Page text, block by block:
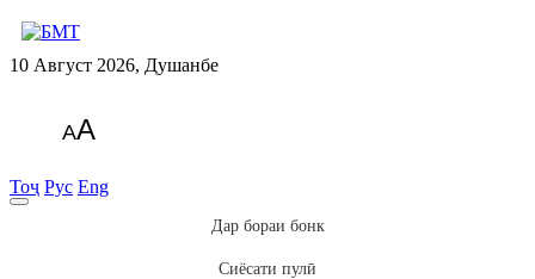
10 Август 2026, Душанбе
AA
Тоҷ Рус Eng
Дар бораи бонк
Сиёсати пулӣ